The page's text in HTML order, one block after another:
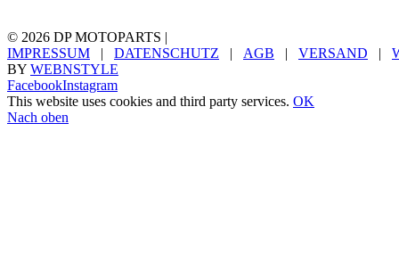
© 2026 DP MOTOPARTS |
IMPRESSUM | DATENSCHUTZ | AGB | VERSAND |
BY WEBNSTYLE
FacebookInstagram
This website uses cookies and third party services. OK
Nach oben